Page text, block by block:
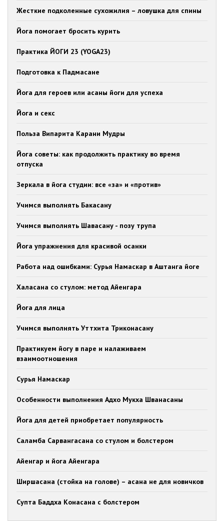
Жесткие подколенные сухожилия – ловушка для спины
Йога помогает бросить курить
Практика ЙОГИ 23 (YOGA23)
Подготовка к Падмасане
Йога для героев или асаны йоги для успеха
Йога и секс
Польза Випарита Карани Мудры
Йога советы: как продолжить практику во время
отпуска
Зеркала в йога студии: все «за» и «против»
Учимся выполнять Бакасану
Учимся выполнять Шавасану - позу трупа
Йога упражнения для красивой осанки
Работа над ошибками: Сурья Намаскар в Аштанга йоге
Халасана со стулом: метод Айенгара
Йога для лица
Учимся выполнять Уттхита Триконасану
Практикуем йогу в паре и налаживаем
взаимоотношения
Сурья Намаскар
Особенности выполнения Адхо Мукха Шванасаны
Йога для детей приобретает популярность
Саламба Сарвангасана со стулом и болстером
Айенгар и йога Айенгара
Ширшасана (стойка на голове) – асана не для новичков
Супта Баддха Конасана с болстером